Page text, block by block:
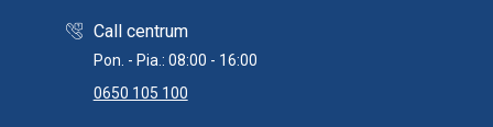
Call centrum
Pon. - Pia.: 08:00 - 16:00
0650 105 100